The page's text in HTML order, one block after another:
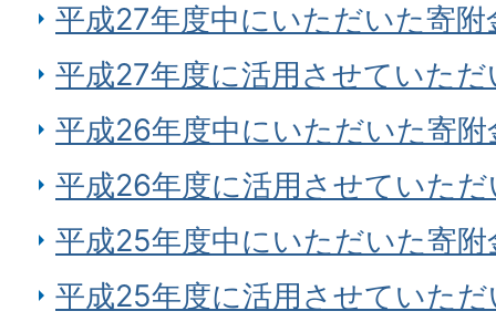
平成27年度中にいただいた寄附
平成27年度に活用させていた
平成26年度中にいただいた寄附
平成26年度に活用させていた
平成25年度中にいただいた寄附
平成25年度に活用させていた